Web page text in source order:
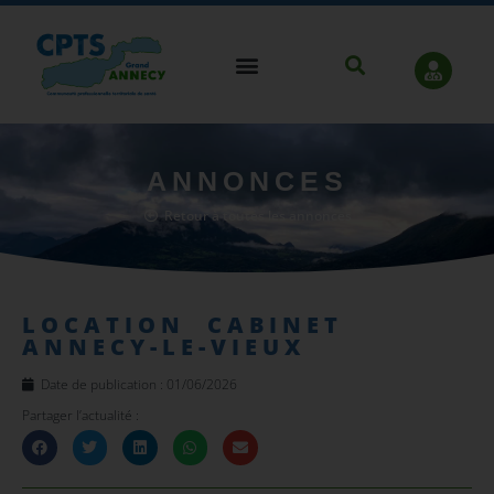
ANNONCES
Retour à toutes les annonces
LOCATION CABINET
ANNECY-LE-VIEUX
Date de publication : 01/06/2026
Partager l’actualité :